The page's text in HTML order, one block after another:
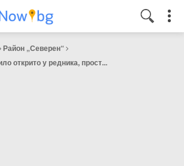
Район „Северен“
открито у редника, прост...